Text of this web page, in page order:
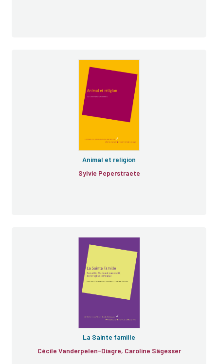
Animal et religion
Sylvie Peperstraete
La Sainte famille
Cécile Vanderpelen-Diagre, Caroline Sägesser